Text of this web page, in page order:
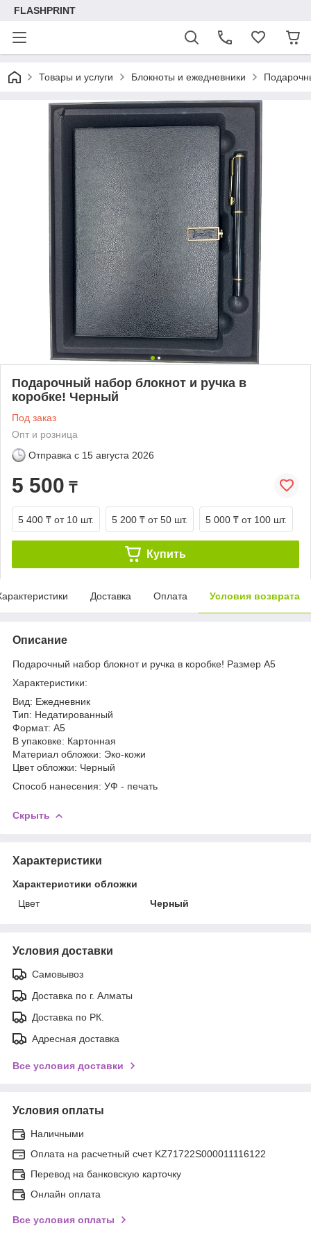
FLASHPRINT
Товары и услуги Блокноты и ежедневники
Подарочный набор блокнот и ручка в
коробке! Черный
Под заказ
Опт и розница
Отправка с 15 августа 2026
5 500 ₸
5 400 ₸ от 10 шт. 5 200 ₸ от 50 шт. 5 000 ₸ от 100 шт.
Купить
Доставка Оплата Условия возврата
Описание
Подарочный набор блокнот и ручка в коробке! Размер А5
Характеристики:
Вид: Ежедневник
Тип: Недатированный
Формат: A5
В упаковке: Картонная
Материал обложки: Эко-кожи
Цвет обложки: Черный
Способ нанесения: УФ - печать
Скрыть
Характеристики
Характеристики обложки
Цвет
Черный
Условия доставки
Самовывоз
Доставка по г. Алматы
Доставка по РК.
Адресная доставка
Все условия доставки
Условия оплаты
Наличными
Оплата на расчетный счет KZ71722S000011116122
Перевод на банковскую карточку
Онлайн оплата
Все условия оплаты